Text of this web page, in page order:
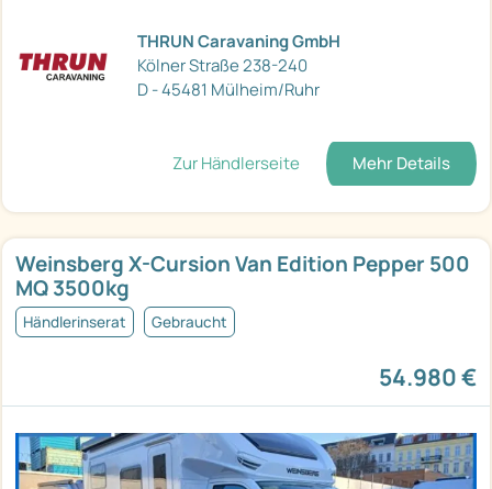
THRUN Caravaning GmbH
Kölner Straße 238-240
D - 45481 Mülheim/Ruhr
Zur Händlerseite Mehr Details
Weinsberg X-Cursion Van Edition Pepper 500
MQ 3500kg
Händlerinserat Gebraucht
54.980 €